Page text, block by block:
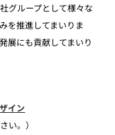
グループとして様々な
を推進してまいりま
展にも貢献してまいり
イン
い。）